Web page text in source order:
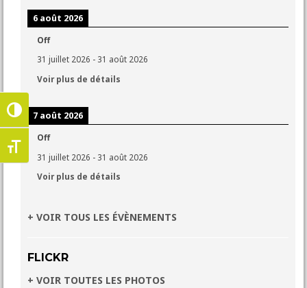
Passer en contraste élevé
Changer la taille de la police
6 août 2026
Off
31 juillet 2026 - 31 août 2026
Voir plus de détails
7 août 2026
Off
31 juillet 2026 - 31 août 2026
Voir plus de détails
+ VOIR TOUS LES ÉVÈNEMENTS
FLICKR
+ VOIR TOUTES LES PHOTOS